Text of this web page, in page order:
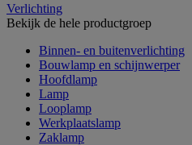
Verlichting
Bekijk de hele productgroep
Binnen- en buitenverlichting
Bouwlamp en schijnwerper
Hoofdlamp
Lamp
Looplamp
Werkplaatslamp
Zaklamp